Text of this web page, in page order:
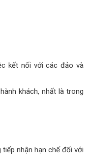
kết nối với các đảo và
khách, nhất là trong
tiếp nhận hạn chế đối với